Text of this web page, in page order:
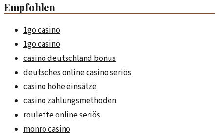
Empfohlen
1go casino
1go casino
casino deutschland bonus
deutsches online casino seriös
casino hohe einsätze
casino zahlungsmethoden
roulette online seriös
monro casino